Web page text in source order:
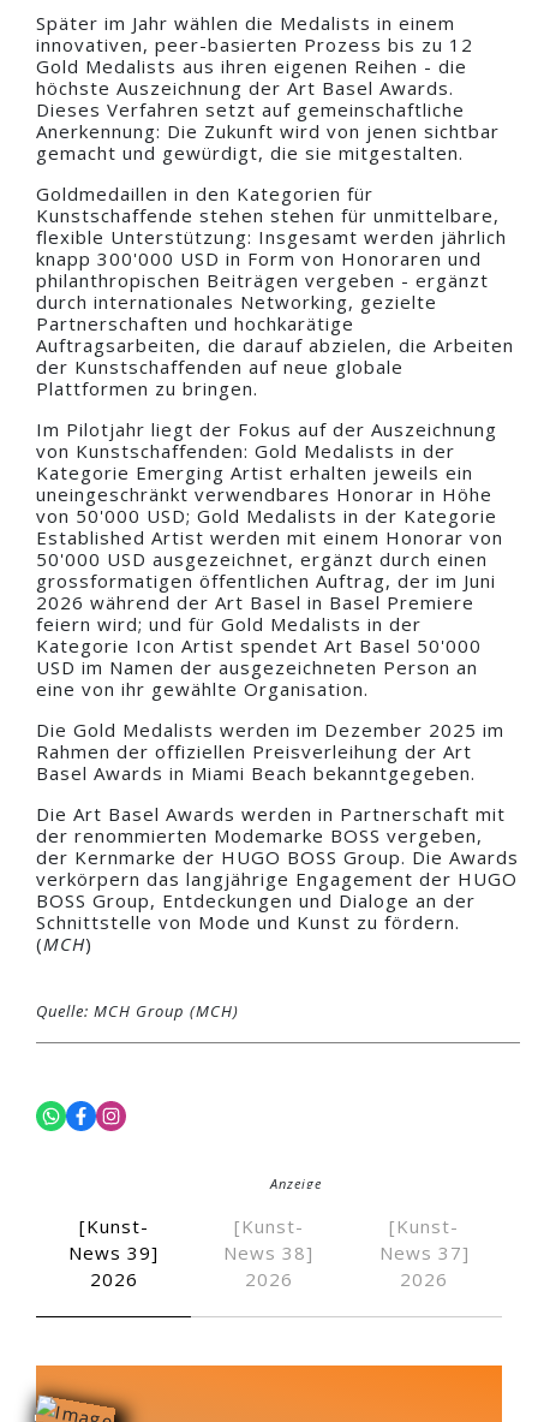
Später im Jahr wählen die Medalists in einem
innovativen, peer-basierten Prozess bis zu 12
Gold Medalists aus ihren eigenen Reihen - die
höchste Auszeichnung der Art Basel Awards.
Dieses Verfahren setzt auf gemeinschaftliche
Anerkennung: Die Zukunft wird von jenen sichtbar
gemacht und gewürdigt, die sie mitgestalten.
Goldmedaillen in den Kategorien für
Kunstschaffende stehen stehen für unmittelbare,
flexible Unterstützung: Insgesamt werden jährlich
knapp 300'000 USD in Form von Honoraren und
philanthropischen Beiträgen vergeben - ergänzt
durch internationales Networking, gezielte
Partnerschaften und hochkarätige
Auftragsarbeiten, die darauf abzielen, die Arbeiten
der Kunstschaffenden auf neue globale
Plattformen zu bringen.
Im Pilotjahr liegt der Fokus auf der Auszeichnung
von Kunstschaffenden: Gold Medalists in der
Kategorie Emerging Artist erhalten jeweils ein
uneingeschränkt verwendbares Honorar in Höhe
von 50'000 USD; Gold Medalists in der Kategorie
Established Artist werden mit einem Honorar von
50'000 USD ausgezeichnet, ergänzt durch einen
grossformatigen öffentlichen Auftrag, der im Juni
2026 während der Art Basel in Basel Premiere
feiern wird; und für Gold Medalists in der
Kategorie Icon Artist spendet Art Basel 50'000
USD im Namen der ausgezeichneten Person an
eine von ihr gewählte Organisation.
Die Gold Medalists werden im Dezember 2025 im
Rahmen der offiziellen Preisverleihung der Art
Basel Awards in Miami Beach bekanntgegeben.
Die Art Basel Awards werden in Partnerschaft mit
der renommierten Modemarke BOSS vergeben,
der Kernmarke der HUGO BOSS Group. Die Awards
verkörpern das langjährige Engagement der HUGO
BOSS Group, Entdeckungen und Dialoge an der
Schnittstelle von Mode und Kunst zu fördern.
(MCH)
Quelle: MCH Group (MCH)
Anzeige
Anzeige
[Kunst-
News 39]
2026
[Kunst-
News 38]
2026
[Kunst-
News 37]
2026